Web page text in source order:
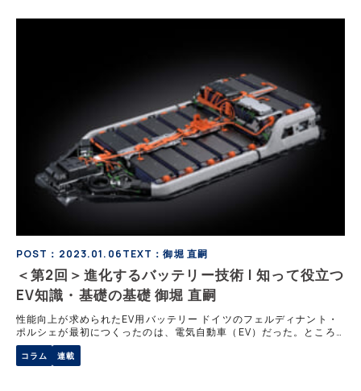
POST：2023.01.06TEXT：御堀 直嗣
＜第2回＞進化するバッテリー技術 | 知って役立つ
EV知識・基礎の基礎 御堀 直嗣
性能向上が求められたEV用バッテリー ドイツのフェルディナント・
ポルシェが最初につくったのは、電気自動車（EV）だった。ところ
が、蓄電池（バッテリー）の性能が十分でなく、次にガソリンエンジ
ンを発電用に使うハイブリッド車（
コラム 連載